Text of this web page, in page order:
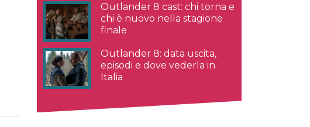
Outlander 8 cast: chi torna e
chi è nuovo nella stagione
finale
Outlander 8: data uscita,
episodi e dove vederla in
Italia